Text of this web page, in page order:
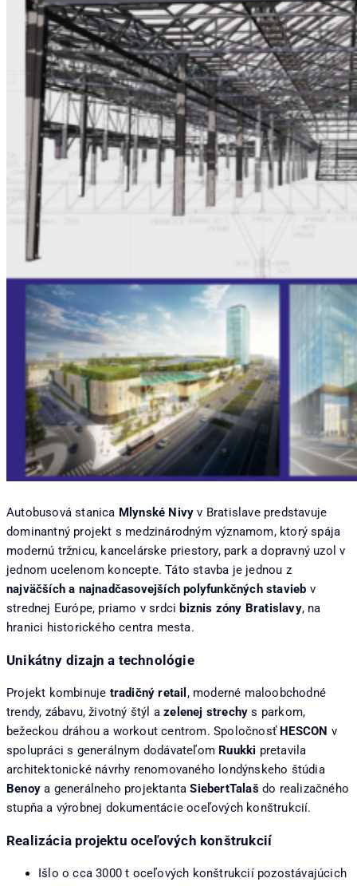
Autobusová stanica Mlynské Nivy v Bratislave predstavuje
dominantný projekt s medzinárodným významom, ktorý spája
modernú tržnicu, kancelárske priestory, park a dopravný uzol v
jednom ucelenom koncepte. Táto stavba je jednou z
najväčších a najnadčasovejších polyfunkčných stavieb v
strednej Európe, priamo v srdci biznis zóny Bratislavy, na
hranici historického centra mesta.
Unikátny dizajn a technológie
Projekt kombinuje tradičný retail , moderné maloobchodné
trendy, zábavu, životný štýl azelenej strechy s parkom,
bežeckou dráhou a workout centrom. Spoločnosť HESCON v
spolupráci s generálnym dodávateľom Ruukki pretavila
architektonické návrhy renomovaného londýnskeho štúdia
Benoy a generálneho projektantaSiebertTalašdo realizačného
stupňa a výrobnej dokumentácie oceľových konštrukcií.
Realizácia projektu oceľových konštrukcií
Išlo o cca 3000 t oceľových konštrukcií pozostávajúcich